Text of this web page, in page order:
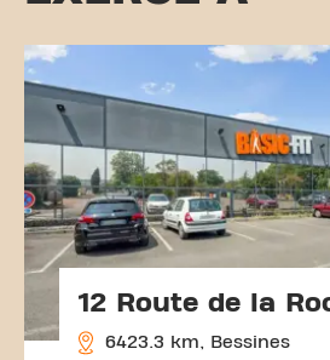
12 Route de la
6423.3 km, Bessines